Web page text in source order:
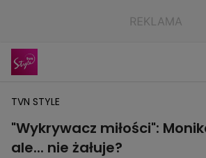
TVN STYLE
"Wykrywacz miłości":
ale... nie żałuje?